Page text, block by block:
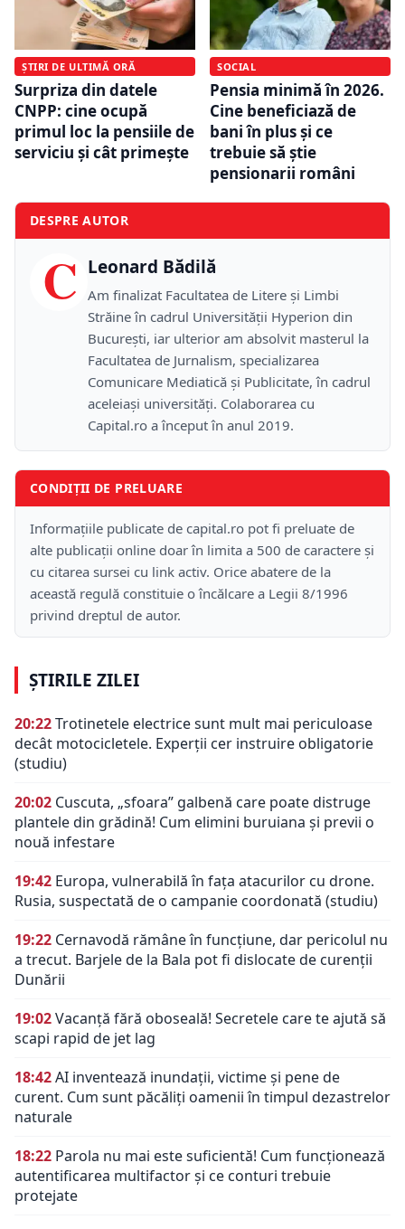
ȘTIRI DE ULTIMĂ ORĂ
Surpriza din datele
CNPP: cine ocupă
primul loc la pensiile de
serviciu și cât primește
SOCIAL
Pensia minimă în 2026.
Cine beneficiază de
bani în plus și ce
trebuie să știe
pensionarii români
DESPRE AUTOR
C Leonard Bădilă
Am finalizat Facultatea de Litere și Limbi
Străine în cadrul Universității Hyperion din
București, iar ulterior am absolvit masterul la
Facultatea de Jurnalism, specializarea
Comunicare Mediatică și Publicitate, în cadrul
aceleiași universități. Colaborarea cu
Capital.ro a început în anul 2019.
CONDIȚII DE PRELUARE
Informațiile publicate de capital.ro pot fi preluate de
alte publicații online doar în limita a 500 de caractere și
cu citarea sursei cu link activ. Orice abatere de la
această regulă constituie o încălcare a Legii 8/1996
privind dreptul de autor.
ȘTIRILE ZILEI
20:22Trotinetele electrice sunt mult mai periculoase
decât motocicletele. Experții cer instruire obligatorie
(studiu)
20:02 Cuscuta, „sfoara” galbenă care poate distruge
plantele din grădină! Cum elimini buruiana și previi o
nouă infestare
19:42 Europa, vulnerabilă în fața atacurilor cu drone.
Rusia, suspectată de o campanie coordonată (studiu)
19:22 Cernavodă rămâne în funcțiune, dar pericolul nu
a trecut. Barjele de la Bala pot fi dislocate de curenții
Dunării
19:02Vacanță fără oboseală! Secretele care te ajută să
scapi rapid de jet lag
18:42AI inventează inundații, victime și pene de
curent. Cum sunt păcăliți oamenii în timpul dezastrelor
naturale
18:22 Parola nu mai este suficientă! Cum funcționează
autentificarea multifactor și ce conturi trebuie
protejate